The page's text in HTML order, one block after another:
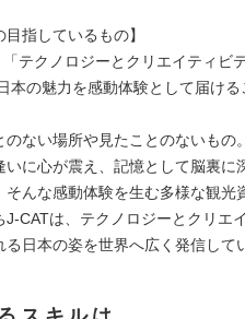
目指しているもの】
テクノロジーとクリエイティビ
本の魅力を感動体験として届ける
のない場所や見たことのないもの。
いに心が震え、記憶として脳裏に
そんな感動体験を生む多様な観光
J-CATは、テクノロジーとクリエ
る日本の姿を世界へ広く発信して